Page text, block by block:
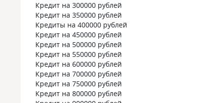
Кредит на 300000 рублей
Кредит на 350000 рублей
Кредиты на 400000 рублей
Кредит на 450000 рублей
Кредит на 500000 рублей
Кредит на 550000 рублей
Кредит на 600000 рублей
Кредит на 700000 рублей
Кредит на 750000 рублей
Кредит на 800000 рублей